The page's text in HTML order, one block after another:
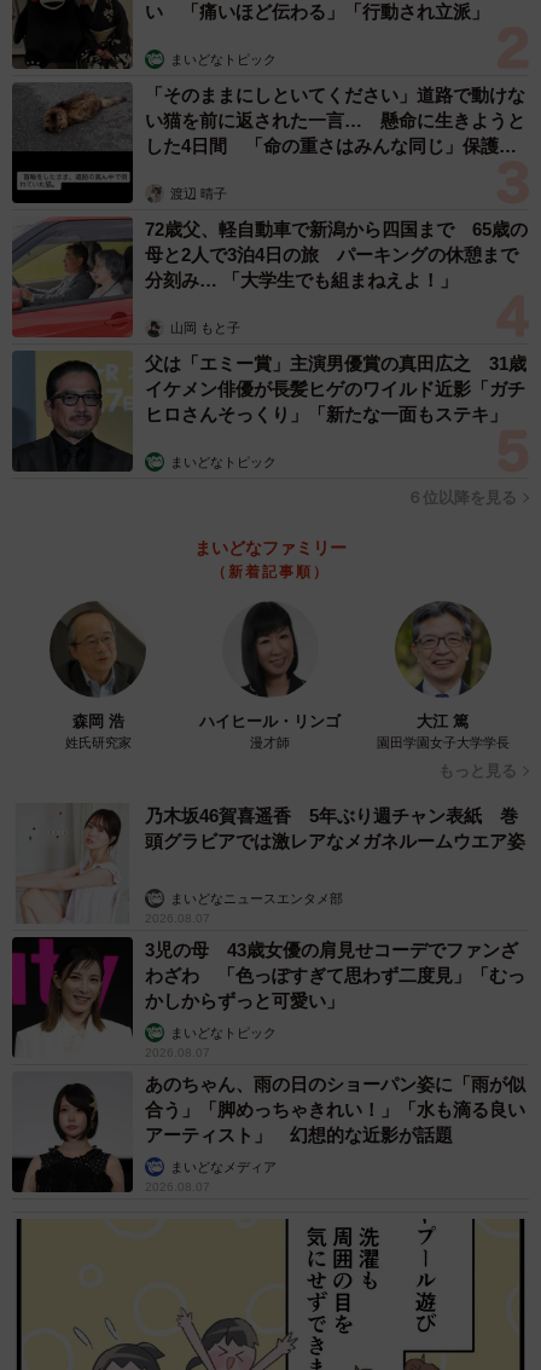
い 「痛いほど伝わる」「行動され立派」
まいどなトピック
「そのままにしといてください」道路で動けな
い猫を前に返された一言… 懸命に生きようと
した4日間 「命の重さはみんな同じ」保護団
渡辺 晴子
72歳父、軽自動車で新潟から四国まで 65歳の
母と2人で3泊4日の旅 パーキングの休憩まで
分刻み… 「大学生でも組まねえよ！」
山岡 もと子
父は「エミー賞」主演男優賞の真田広之 31歳
イケメン俳優が長髪ヒゲのワイルド近影「ガチ
ヒロさんそっくり」「新たな一面もステキ」
まいどなトピック
６位以降を見る
まいどなファミリー
（新着記事順）
森岡 浩
姓氏研究家
ハイヒール・リンゴ
漫才師
大江 篤
園田学園女子大学学長
もっと見る
乃木坂46賀喜遥香 5年ぶり週チャン表紙 巻
頭グラビアでは激レアなメガネルームウエア姿
まいどなニュースエンタメ部
2026.08.07
3児の母 43歳女優の肩見せコーデでファンざ
わざわ 「色っぽすぎて思わず二度見」「むっ
かしからずっと可愛い」
まいどなトピック
2026.08.07
あのちゃん、雨の日のショーパン姿に「雨が似
合う」「脚めっちゃきれい！」「水も滴る良い
アーティスト」 幻想的な近影が話題
まいどなメディア
2026.08.07